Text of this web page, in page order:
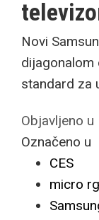
Novi
dijagonalom
standard za
Objavljeno u
Označeno u
CES
micro